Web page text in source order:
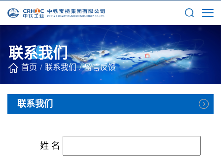
联系我们
首页 / 联系我们 / 留言反馈
联系我们
姓名